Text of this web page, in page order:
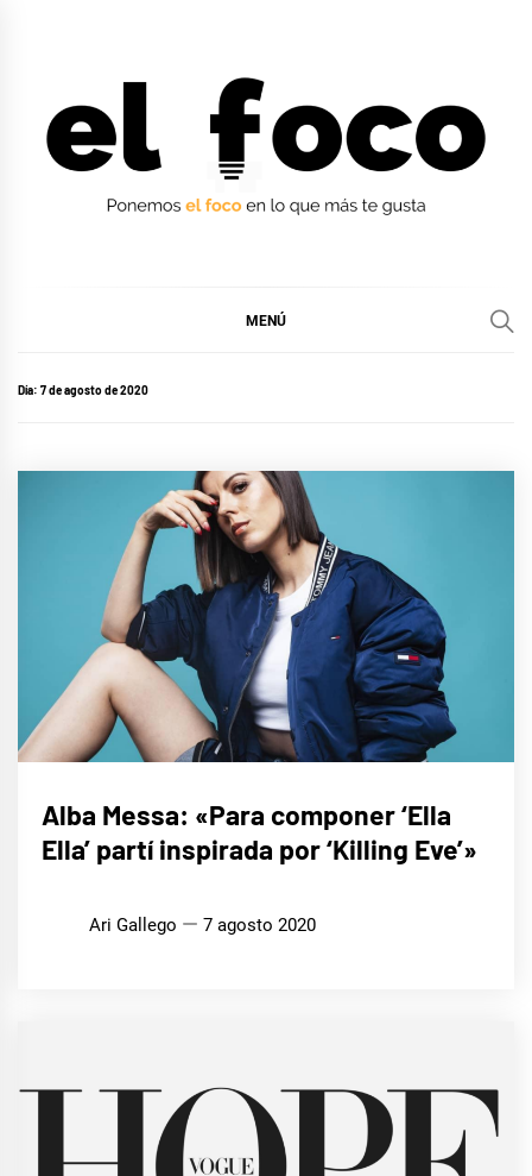
MENÚ
Día: 7 de agosto de 2020
Alba Messa: «Para componer ‘Ella
Ella’ partí inspirada por ‘Killing Eve’»
Ari Gallego 7 agosto 2020